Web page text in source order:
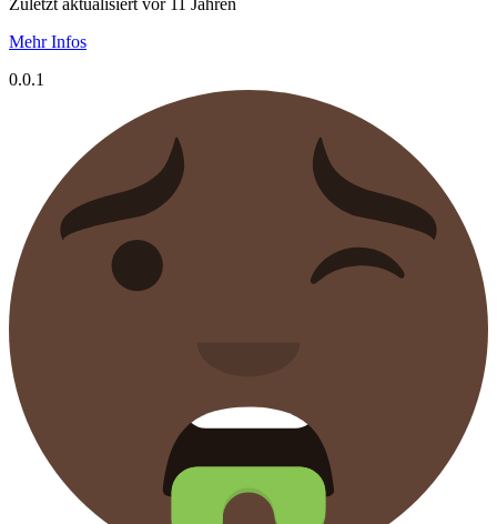
Zuletzt aktualisiert vor 11 Jahren
Mehr Infos
0.0.1